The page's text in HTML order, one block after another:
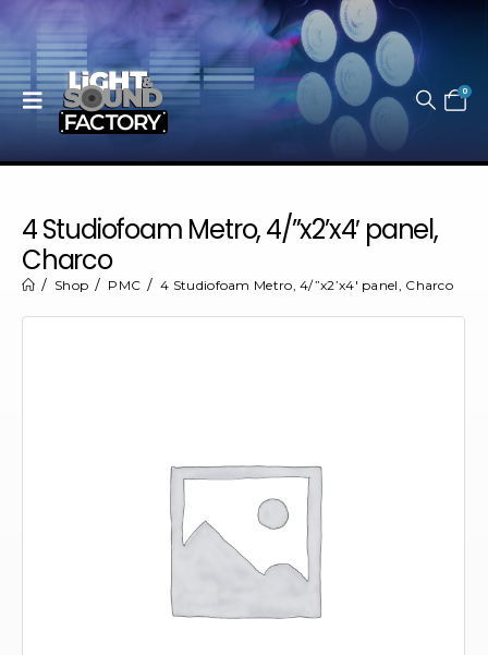
0
4 Studiofoam Metro, 4/”x2’x4′ panel,
Charco
Shop PMC 4 Studiofoam Metro, 4/”x2’x4′ panel, Charco